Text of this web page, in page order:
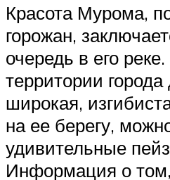
Красота Мурома,
горожан,
очередь в его
территории города
широкая,
на ее берегу,
удивительные
Информация о